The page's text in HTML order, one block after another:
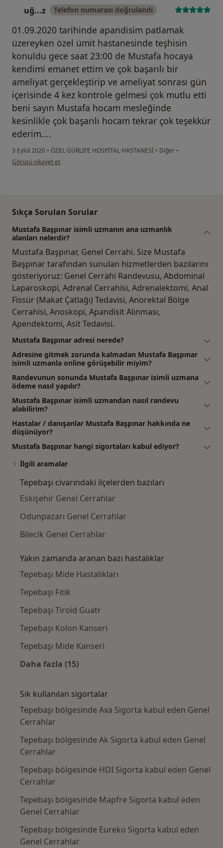
uğ...z Telefon numarası doğrulandı
01.09.2020 tarihinde apandisim patlamak
üzereyken özel ümit hastanesinde teşhisin
konuldu gece saat 23:00 de Mustafa hocaya
kendimi emanet ettim ve çok başarılı bir
ameliyat gerçekleştirip ve ameliyat sonrası gün
içerisinde 4 kez kontrole gelmesi çok mutlu etti
beni sayın Mustafa hocam mesleğinde
kesinlikle çok başarılı hocam tekrar çok teşekkür
ederim....
3 Eylül 2020 • ÖZEL GÜRLIFE HOSPİTAL HASTANESİ • Diğer •
kullanıcının görüşüne göre uğ...z
Görüşü şikayet et
Sıkça Sorulan Sorular
Mustafa Başpınar isimli uzmanın ana uzmanlık
alanları nelerdir?
Mustafa Başpınar, Genel Cerrahi. Size Mustafa
Başpınar tarafından sunulan hizmetlerden bazılarını
gösteriyoruz: Genel Cerrahi Randevusu, Abdominal
Laparoskopi, Adrenal Cerrahisi, Adrenalektomi, Anal
Fissür (Makat Çatlağı) Tedavisi, Anorektal Bölge
Cerrahisi, Anoskopi, Apandisit Alınması,
Apendektomi, Asit Tedavisi.
Mustafa Başpınar adresi nerede?
Adresine gitmek zorunda kalmadan Mustafa Başpınar
isimli uzmanla online görüşebilir miyim?
Randevunun sonunda Mustafa Başpınar isimli uzmana
ödeme nasıl yapılır?
Mustafa Başpınar isimli uzmandan nasıl randevu
alabilirim?
Hastalar / danışanlar Mustafa Başpınar hakkında ne
düşünüyor?
Mustafa Başpınar hangi sigortaları kabul ediyor?
İlgili aramalar
Tepebaşı civarındaki ilçelerden bazıları
Eskişehir Genel Cerrahlar
Odunpazarı Genel Cerrahlar
Bilecik Genel Cerrahlar
Yakın zamanda aranan bazı hastalıklar
Tepebaşı Mide Hastalıkları
Tepebaşı Fıtık
Tepebaşı Tiroid Guatr
Tepebaşı Kolon Kanseri
Tepebaşı Mide Kanseri
Daha fazla (15)
Sık kullanılan sigortalar
Tepebaşı bölgesinde Axa Sigorta kabul eden Genel
Cerrahlar
Tepebaşı bölgesinde Ak Sigorta kabul eden Genel
Cerrahlar
Tepebaşı bölgesinde HDI Sigorta kabul eden Genel
Cerrahlar
Tepebaşı bölgesinde Mapfre Sigorta kabul eden
Genel Cerrahlar
Tepebaşı bölgesinde Eureko Sigorta kabul eden
Genel Cerrahlar